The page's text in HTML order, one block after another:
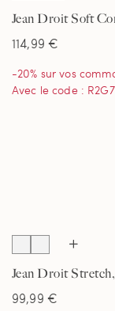
Jean Droit Soft
114,99 €
-20% sur vos
Avec le code : R2G7
Jean Droit
99,99 €